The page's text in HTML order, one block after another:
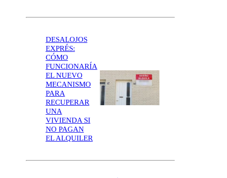
DESALOJOS
EXPRÉS:
CÓMO
FUNCIONARÍA
EL NUEVO
MECANISMO
PARA
RECUPERAR
UNA
VIVIENDA SI
NO PAGAN
EL ALQUILER